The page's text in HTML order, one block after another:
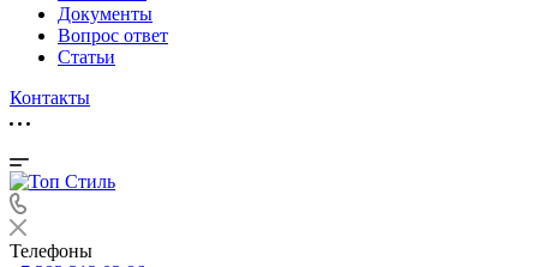
Документы
Вопрос ответ
Статьи
Контакты
Телефоны